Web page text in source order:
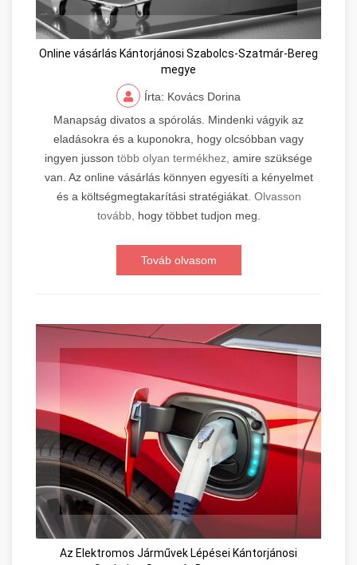
Online vásárlás Kántorjánosi Szabolcs-Szatmár-Bereg
megye
Írta: Kovács Dorina
Manapság divatos a spórolás. Mindenki vágyik az
eladásokra és a kuponokra, hogy olcsóbban vagy
ingyen jusson több olyan termékhez, amire szüksége
van. Az online vásárlás könnyen egyesíti a kényelmet
és a költségmegtakarítási stratégiákat. Olvasson
tovább, hogy többet tudjon meg.
Továb olvasom
Az Elektromos Járművek Lépései Kántorjánosi